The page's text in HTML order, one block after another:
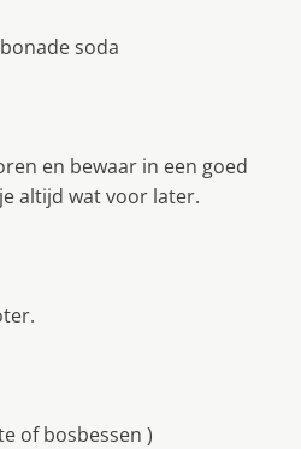
soda
en bewaar in een goed
altijd wat voor later.
of bosbessen )